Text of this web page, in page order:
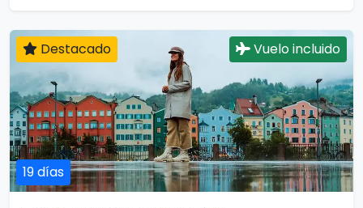
Mega Europa Iniciando en Barcelona
17 días / 15 noches
4 país(es)
USD $2,497
por persona
Ver detalles
Destacado Vuelo incluido